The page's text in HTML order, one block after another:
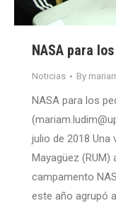
NASA para
Noticias By
NASA para los
julio de 2018 Una
Mayagüez (RUM)
campamento
este año agrupó